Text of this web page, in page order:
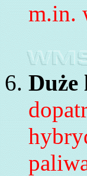
m.in.
Duże